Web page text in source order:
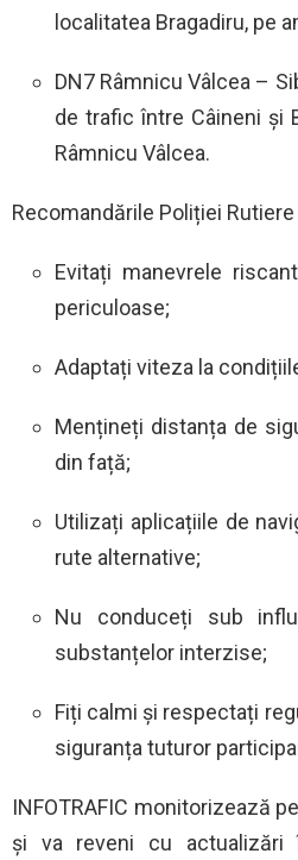
localitatea Bragadiru, pe
DN7 Râmnicu Vâlcea –
de trafic între Câineni și
Râmnicu Vâlcea.
Recomandările Poliției
Evitați manevrele
periculoase;
Adaptați viteza la
Mențineți distanța de
din față;
Utilizați aplicațiile de
rute alternative;
Nu conduceți sub
substanțelor interzise;
Fiți calmi și respectați
siguranța tuturor
INFOTRAFIC monitorizează
și va reveni cu actualizări